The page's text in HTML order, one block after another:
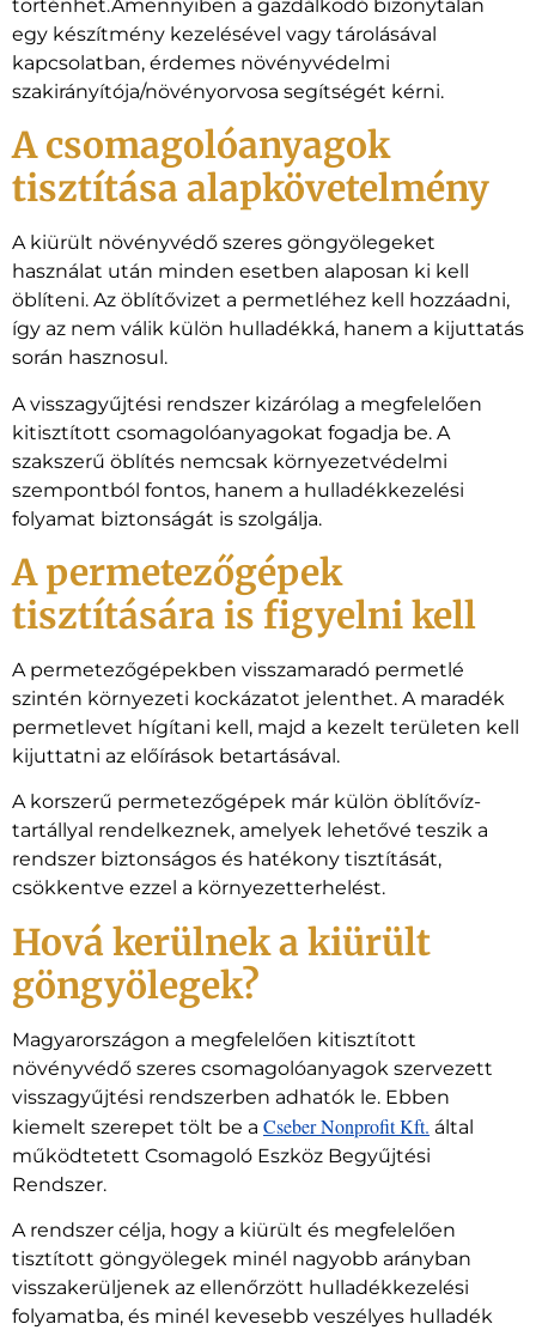
történhet.Amennyiben a gazdálkodó bizonytalan
egy készítmény kezelésével vagy tárolásával
kapcsolatban, érdemes növényvédelmi
szakirányítója/növényorvosa segítségét kérni.
A csomagolóanyagok
tisztítása alapkövetelmény
A kiürült növényvédő szeres göngyölegeket
használat után minden esetben alaposan ki kell
öblíteni. Az öblítővizet a permetléhez kell hozzáadni,
így az nem válik külön hulladékká, hanem a kijuttatás
során hasznosul.
A visszagyűjtési rendszer kizárólag a megfelelően
kitisztított csomagolóanyagokat fogadja be. A
szakszerű öblítés nemcsak környezetvédelmi
szempontból fontos, hanem a hulladékkezelési
folyamat biztonságát is szolgálja.
A permetezőgépek
tisztítására is figyelni kell
A permetezőgépekben visszamaradó permetlé
szintén környezeti kockázatot jelenthet. A maradék
permetlevet hígítani kell, majd a kezelt területen kell
kijuttatni az előírások betartásával.
A korszerű permetezőgépek már külön öblítővíz-
tartállyal rendelkeznek, amelyek lehetővé teszik a
rendszer biztonságos és hatékony tisztítását,
csökkentve ezzel a környezetterhelést.
Hová kerülnek a kiürült
göngyölegek?
Magyarországon a megfelelően kitisztított
növényvédő szeres csomagolóanyagok szervezett
visszagyűjtési rendszerben adhatók le. Ebben
kiemelt szerepet tölt be a Cseber Nonprofit Kft. által
működtetett Csomagoló Eszköz Begyűjtési
Rendszer.
A rendszer célja, hogy a kiürült és megfelelően
tisztított göngyölegek minél nagyobb arányban
visszakerüljenek az ellenőrzött hulladékkezelési
folyamatba, és minél kevesebb veszélyes hulladék